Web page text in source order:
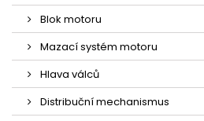
Blok motoru
Mazací systém motoru
Hlava válců
Distribuční mechanismus